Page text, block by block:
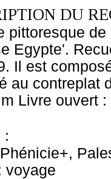
DU
pittoresque
Egypte'.
Il est
au contreplat
Livre ouvert
:
voyage